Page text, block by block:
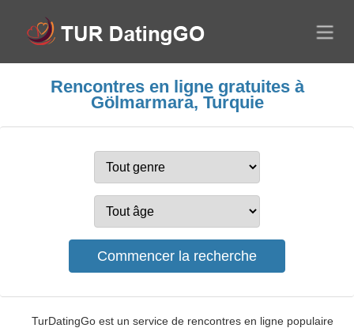
Rencontres en ligne gratuites à
Gölmarmara, Turquie
TurDatingGo est un service de rencontres en ligne populaire